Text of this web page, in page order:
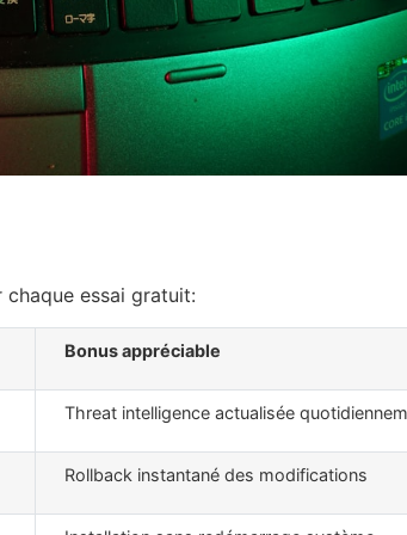
essai gratuit:
Bonus appréciable
Threat intelligence actualisée
Rollback instantané des modifications